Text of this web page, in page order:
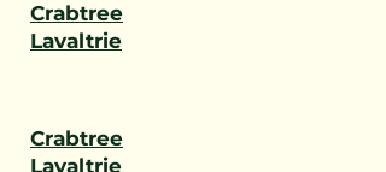
Crabtree
Lavaltrie
Crabtree
Lavaltrie